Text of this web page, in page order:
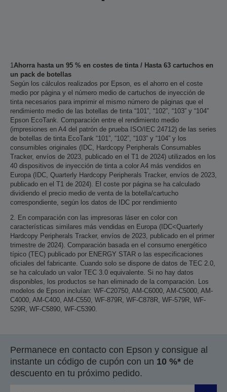
1Ahorra hasta un 95 % en costes de tinta / Hasta 63 cartuchos en
un pack de botellas
Según los cálculos realizados por Epson, es el ahorro en el coste
medio por página y el número medio de cartuchos de inyección de
tinta necesarios para imprimir el mismo número de páginas que el
rendimiento medio de las botellas de tinta “101”, “102”, “103” y “104”
Epson EcoTank. Comparación entre el rendimiento medio
(impresiones en A4 del patrón de prueba ISO/IEC 24712) de las series
de botellas de tinta EcoTank “101”, “102”, “103” y “104” y los
consumibles originales (IDC, Hardcopy Peripherals Consumables
Tracker, envíos de 2023, publicado en el T1 de 2024) utilizados en los
40 dispositivos de inyección de tinta a color A4 más vendidos en
Europa (IDC, Quarterly Hardcopy Peripherals Tracker, envíos de 2023,
publicado en el T1 de 2024). El coste por página se ha calculado
dividiendo el precio medio de venta de la botella/cartucho
correspondiente, según los datos de IDC por rendimiento
2. En comparación con las impresoras láser en color con
características similares más vendidas en Europa (IDC<Quarterly
Hardcopy Peripherals Tracker, envíos de 2023, publicado en el primer
trimestre de 2024). Comparación basada en el consumo energético
típico (TEC) publicado por ENERGY STAR o las especificaciones
oficiales del fabricante. Cuando solo se dispone de datos de TEC 2.0,
se ha calculado un valor TEC 3.0 equivalente. Si no hay datos
disponibles, los productos se han eliminado de la comparación. Los
modelos de Epson incluían: WF-C20750, AM-C6000, AM-C5000, AM-
C4000, AM-C400, AM-C550, WF-879R, WF-C878R, WF-579R, WF-
529R, WF-C5890, WF-C5390.
Permanece en contacto con Epson y consigue al
instante un código de cupón con un 10 %* de
descuento en tu próximo pedido.